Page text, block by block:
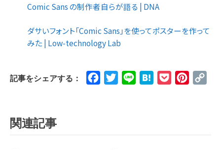
Comic Sans の制作者自らが語る | DNA
ダサいフォント「Comic Sans」を使ってポスターを作って
みた | Low-technology Lab
記事をシェアする： FacebookTwitterLine HatenaPocket
関連記事